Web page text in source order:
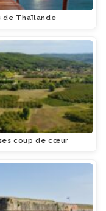
de Thaïlande
coup de cœur